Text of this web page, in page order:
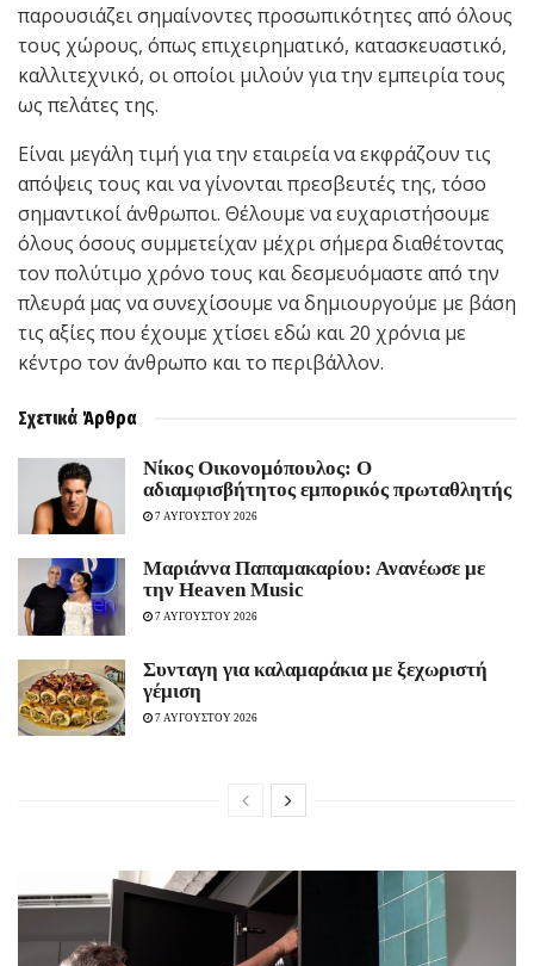
παρουσιάζει σημαίνοντες προσωπικότητες από όλους
τους χώρους, όπως επιχειρηματικό, κατασκευαστικό,
καλλιτεχνικό, οι οποίοι μιλούν για την εμπειρία τους
ως πελάτες της.
Είναι μεγάλη τιμή για την εταιρεία να εκφράζουν τις
απόψεις τους και να γίνονται πρεσβευτές της, τόσο
σημαντικοί άνθρωποι. Θέλουμε να ευχαριστήσουμε
όλους όσους συμμετείχαν μέχρι σήμερα διαθέτοντας
τον πολύτιμο χρόνο τους και δεσμευόμαστε από την
πλευρά μας να συνεχίσουμε να δημιουργούμε με βάση
τις αξίες που έχουμε χτίσει εδώ και 20 χρόνια με
κέντρο τον άνθρωπο και το περιβάλλον.
Σχετικά Άρθρα
Νίκος Οικονομόπουλος: Ο
αδιαμφισβήτητος εμπορικός πρωταθλητής
7 ΑΥΓΟΥΣΤΟΥ 2026
Μαριάννα Παπαμακαρίου: Ανανέωσε με
την Heaven Music
7 ΑΥΓΟΥΣΤΟΥ 2026
Συνταγη για καλαμαράκια με ξεχωριστή
γέμιση
7 ΑΥΓΟΥΣΤΟΥ 2026